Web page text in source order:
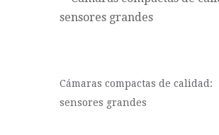
Cámaras compactas de calidad:
sensores grandes